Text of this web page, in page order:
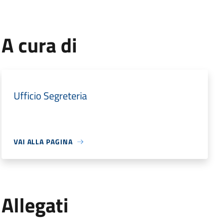
A cura di
Ufficio Segreteria
VAI ALLA PAGINA
Allegati